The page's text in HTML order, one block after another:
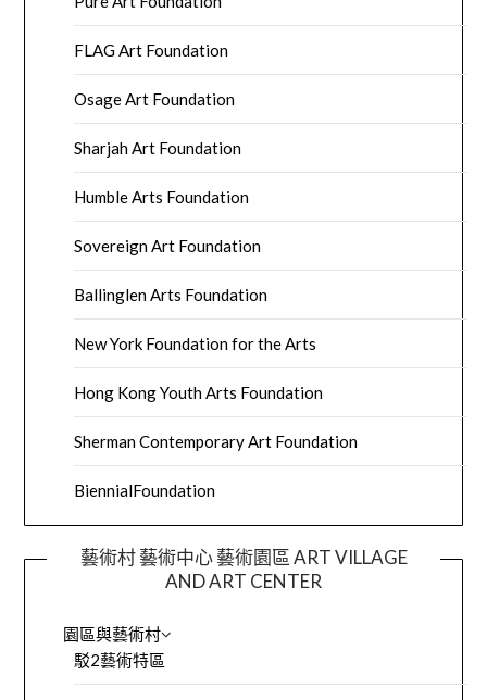
FLAG Art Foundation
Osage Art Foundation
Sharjah Art Foundation
Humble Arts Foundation
Sovereign Art Foundation
Ballinglen Arts Foundation
New York Foundation for the Arts
Hong Kong Youth Arts Foundation
Sherman Contemporary Art Foundation
BiennialFoundation
藝術村 藝術中心 藝術園區 ART VILLAGE
AND ART CENTER
園區與藝術村
駁2藝術特區